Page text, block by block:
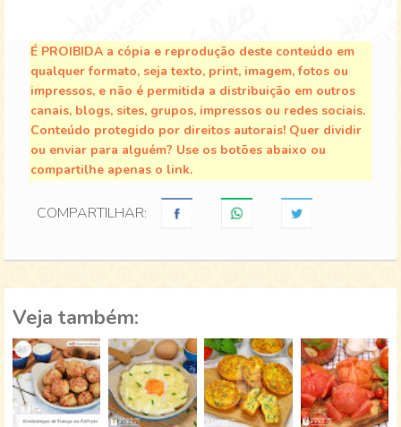
É PROIBIDA a cópia e reprodução deste conteúdo em
qualquer formato, seja texto, print, imagem, fotos ou
impressos, e não é permitida a distribuição em outros
canais, blogs, sites, grupos, impressos ou redes sociais.
Conteúdo protegido por direitos autorais! Quer dividir
ou enviar para alguém? Use os botões abaixo ou
compartilhe apenas o link.
COMPARTILHAR:
Veja também: